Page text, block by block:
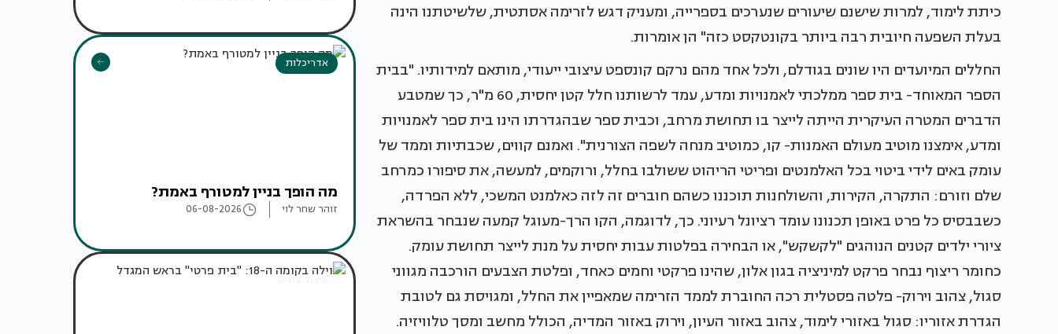
כיתת לימוד, למרות שישנם שיעורים שנערכים בספרייה, ומעניק דגש לזרימה אסתטית, שלשיטתנו הינה
בעלת השפעה חיובית רבה ביותר בקונטקסט כזה" הן אומרות.
החללים המיועדים היו שונים בגודלם, ולכל אחד מהם נרקם קונספט עיצובי ייעודי, מותאם למידותיו. "בבית
הספר המאוחד- בית ספר ממלכתי לאמנויות ומדע, עמד לרשותנו חלל קטן יחסית, 60 מ"ר, כך שמטבע
הדברים המטרה העיקרית הייתה לייצר בו תחושת מרחב, וכבית ספר שבהגדרתו הינו בית ספר לאמנויות
ומדע, אימצנו מוטיב מעולם האמנות- קו, כמוטיב מנחה לשפה הצורנית". ואמנם קווים, שכבתיות וממד של
עומק באים לידי ביטוי בכל האלמנטים ופריטי הריהוט ששולבו בחלל, ורוקמים, למעשה, את סיפורו כמרחב
שלם וזורם: התקרה, הקירות, והשולחנות תוכננו כשהם חוברים זה לזה כאלמנט המשכי, ללא הפרדה,
כשבבסיס כל פרט באופן תכנונו עומד רציונל רעיוני. כך, לדוגמה, הקו הרך-מעוגל קמעה שנבחר בהשראת
ציורי ילדים קטנים הנוהגים "לקשקש", או הבחירה בפלטות עבות יחסית על מנת לייצר תחושת עומק.
כחומר ריצוף נבחר פרקט למיניציה בגון אלון, שהינו פרקטי וחמים כאחד, ופלטת הצבעים הורכבה מגווני
סגול, צהוב וירוק- פלטה פסטלית רכה החוברת לממד הזרימה שמאפיין את החלל, ומגויסת גם לטובת
הגדרת אזוריו: סגול באזורי לימוד, צהוב באזור העיון, וירוק באזור המדיה, הכולל מחשב ומסך טלוויזיה.
אדריכלות
מה הופך בניין למטורף באמת?
זוהר שחר לוי 06-08-2026
עיצוב בתים